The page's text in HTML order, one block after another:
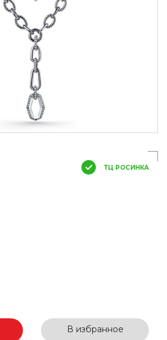
ТЦ РОСИНКА
В избранное